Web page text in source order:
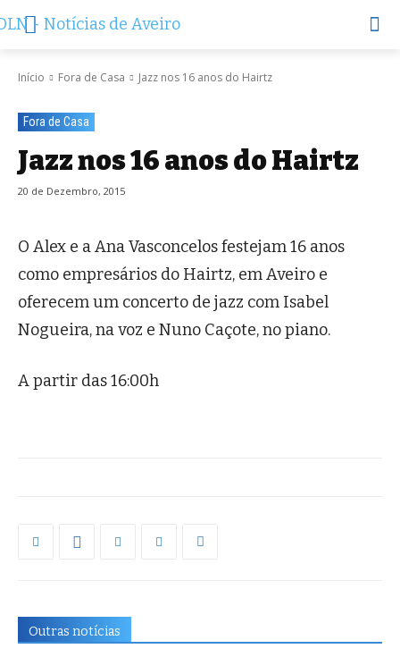
Início Fora de Casa Jazz nos 16 anos do Hairtz
Fora de Casa
Jazz nos 16 anos do Hairtz
20 de Dezembro, 2015
O Alex e a Ana Vasconcelos festejam 16 anos
como empresários do Hairtz, em Aveiro e
oferecem um concerto de jazz com Isabel
Nogueira, na voz e Nuno Caçote, no piano.
A partir das 16:00h
Outras notícias